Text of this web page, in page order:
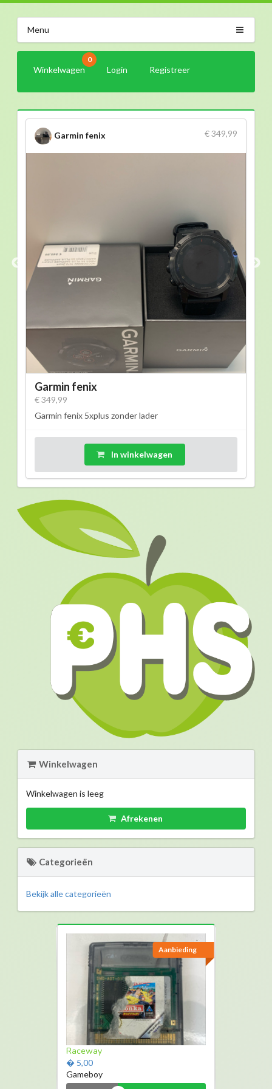
Menu
Winkelwagen
0
Login Registreer
€ 349,99
Garmin fenix
Garmin fenix
€ 349,99
Garmin fenix 5xplus zonder lader
In winkelwagen
Winkelwagen
Winkelwagen is leeg
Afrekenen
Categorieën
Bekijk alle categorieën
Aanbieding
Onderbouw lampen
� 4,95
Nickel
Aanbieding
Raceway
� 5,00
Gameboy